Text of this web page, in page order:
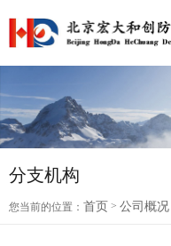
分支机构
您当前的位置： 首页 > 公司概况